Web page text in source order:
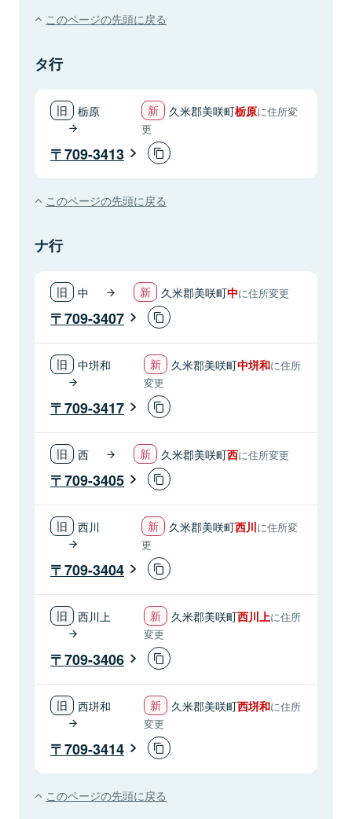
このページの先頭に戻る
タ行
栃原 久米郡美咲町栃原に住所変
更
709-3413
このページの先頭に戻る
ナ行
中 久米郡美咲町中に住所変更
709-3407
中垪和 久米郡美咲町中垪和に住所
変更
709-3417
西 久米郡美咲町西に住所変更
709-3405
西川 久米郡美咲町西川に住所変
更
709-3404
西川上 久米郡美咲町西川上に住所
変更
709-3406
西垪和 久米郡美咲町西垪和に住所
変更
709-3414
このページの先頭に戻る